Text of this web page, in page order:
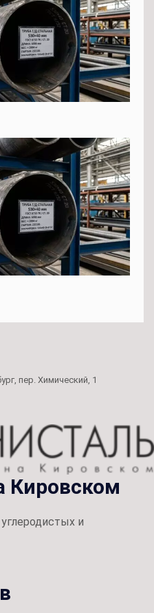
пер. Химический, 1
Кировском
и